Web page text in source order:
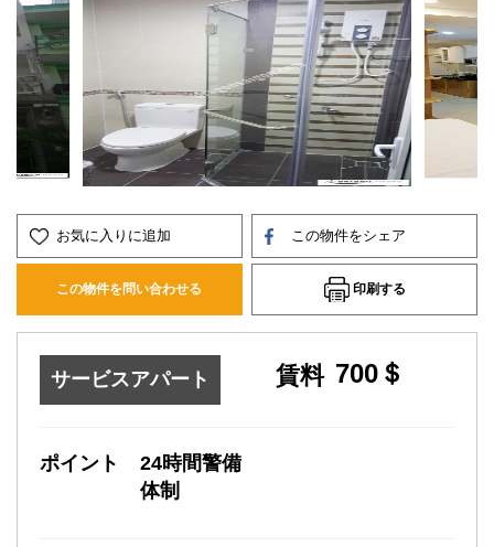
お気に入りに追加 この物件をシェア
この物件を問い合わせる 印刷する
サービスアパート 賃料 700＄
ポイント
24時間警備
体制